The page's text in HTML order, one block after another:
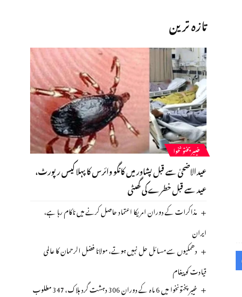
تازہ ترین
خیبرپختونخوا
عیدالاضحیٰ سے قبل پشاور میں کانگو وائرس کا پہلا کیس رپورٹ،
عید سے قبل خطرے کی گھںٹی
مذاکرات کے دوران امریکا اعتماد حاصل کرنے میں ناکام رہا ہے،
ایران
دھمکیوں سے مسائل حل نہیں ہوتے، مولانا فضل الرحمان کا عالمی
قیادت کو پیغام
خیبرپختونخوا میں 6 ماہ کے دوران 306 دہشت گرد ہلاک، 347 مطلوب